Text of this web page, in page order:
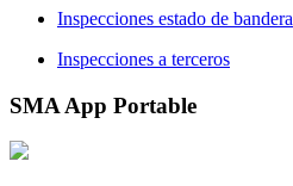
Inspecciones estado de bandera
Inspecciones a terceros
SMA App Portable